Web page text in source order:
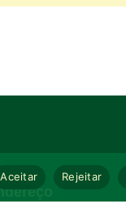
Aceitar Rejeitar